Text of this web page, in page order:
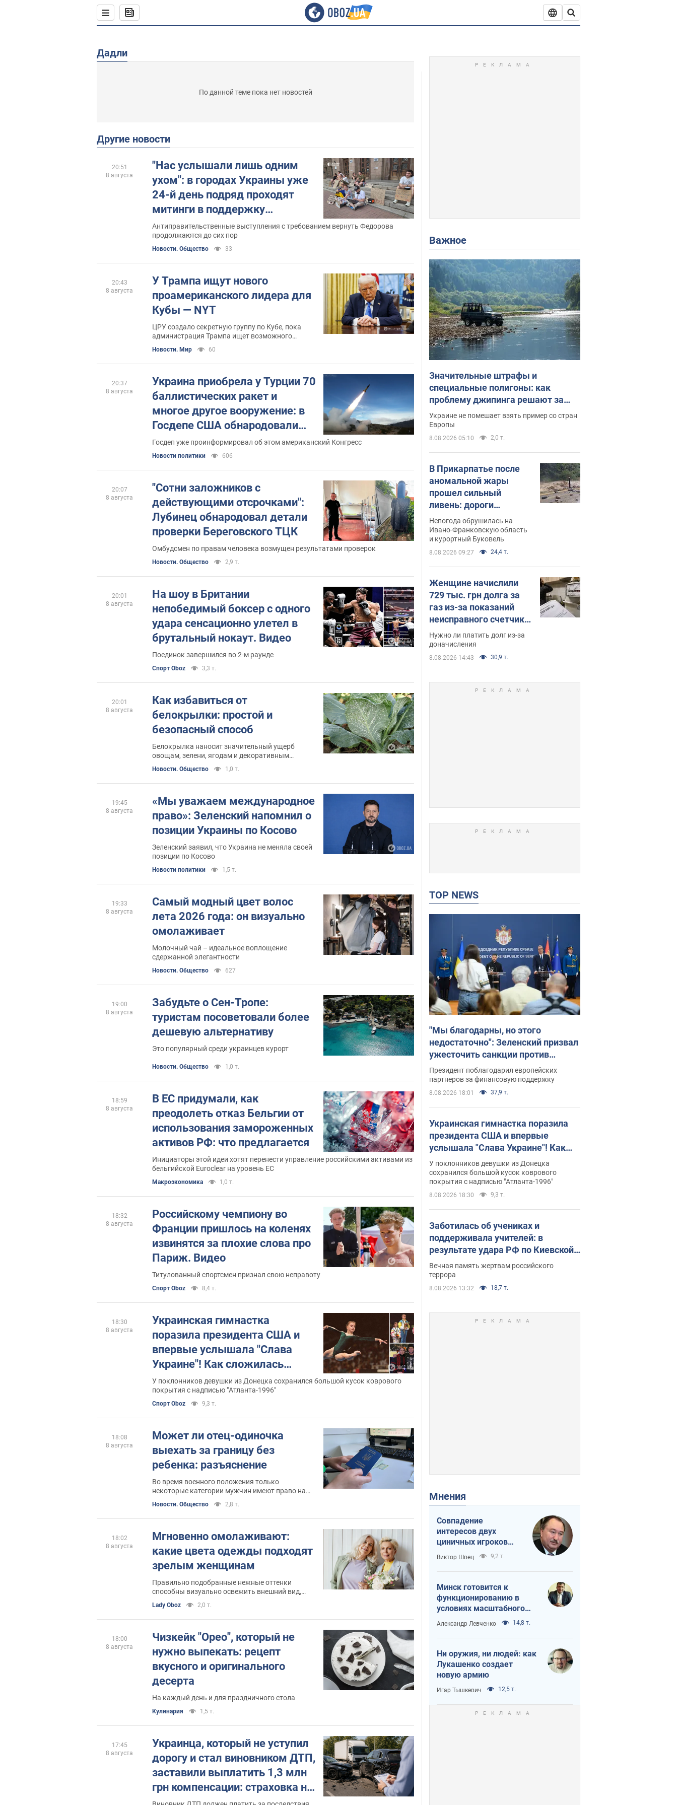
Дадли
По данной теме пока нет новостей
Другие новости
"Нас услышали лишь одним
ухом": в городах Украины уже
24-й день подряд проходят
митинги в поддержку
Федорова. Фото и видео
Антиправительственные выступления с требованием вернуть Федорова
продолжаются до сих пор
Новости. Общество 33
20:51
8 августа
У Трампа ищут нового
проамериканского лидера для
Кубы — NYT
ЦРУ создало секретную группу по Кубе, пока
администрация Трампа ищет возможного
Новости. Мир 60
20:43
8 августа
Украина приобрела у Турции 70
баллистических ракет и
многое другое вооружение: в
Госдепе США обнародовали
список
Госдеп уже проинформировал об этом американский Конгресс
Новости политики 606
20:37
8 августа
"Сотни заложников с
действующими отсрочками":
Лубинец обнародовал детали
проверки Береговского ТЦК
Омбудсмен по правам человека возмущен результатами проверок
Новости. Общество 2,9 т.
20:07
8 августа
На шоу в Британии
непобедимый боксер с одного
удара сенсационно улетел в
брутальный нокаут. Видео
Поединок завершился во 2-м раунде
Спорт Oboz 3,3 т.
20:01
8 августа
Как избавиться от
белокрылки: простой и
безопасный способ
Белокрылка наносит значительный ущерб
овощам, зелени, ягодам и декоративным
Новости. Общество 1,0 т.
20:01
8 августа
«Мы уважаем международное
право»: Зеленский напомнил о
позиции Украины по Косово
Зеленский заявил, что Украина не меняла своей
позиции по Косово
Новости политики 1,5 т.
19:45
8 августа
Самый модный цвет волос
лета 2026 года: он визуально
омолаживает
Молочный чай – идеальное воплощение
сдержанной элегантности
Новости. Общество 627
19:33
8 августа
Забудьте о Сен-Тропе:
туристам посоветовали более
дешевую альтернативу
Это популярный среди украинцев курорт
Новости. Общество 1,0 т.
19:00
8 августа
В ЕС придумали, как
преодолеть отказ Бельгии от
использования замороженных
активов РФ: что предлагается
Инициаторы этой идеи хотят перенести управление российскими активами из
бельгийской Euroclear на уровень ЕС
Mакроэкономика 1,0 т.
18:59
8 августа
Российскому чемпиону во
Франции пришлось на коленях
извинятся за плохие слова про
Париж. Видео
Титулованный спортсмен признал свою неправоту
Спорт Oboz 8,4 т.
18:32
8 августа
Украинская гимнастка
поразила президента США и
впервые услышала "Слава
Украине"! Как сложилась
судьба Подкопаевой, которая
30 лет назад завоевала
"золото" Олимпиады
У поклонников девушки из Донецка сохранился большой кусок коврового
покрытия с надписью "Атланта-1996"
Спорт Oboz 9,3 т.
18:30
8 августа
Может ли отец-одиночка
выехать за границу без
ребенка: разъяснение
Во время военного положения только
некоторые категории мужчин имеют право на
Новости. Общество 2,8 т.
18:08
8 августа
Мгновенно омолаживают:
какие цвета одежды подходят
зрелым женщинам
Правильно подобранные нежные оттенки
способны визуально освежить внешний вид,
Lady Oboz 2,0 т.
18:02
8 августа
Чизкейк "Орео", который не
нужно выпекать: рецепт
вкусного и оригинального
десерта
На каждый день и для праздничного стола
Кулинария 1,5 т.
18:00
8 августа
Украинца, который не уступил
дорогу и стал виновником ДТП,
заставили выплатить 1,3 млн
грн компенсации: страховка не
помогла
17:45
8 августа
Важное
Значительные штрафы и
специальные полигоны: как
проблему джипинга решают за
границей
Украине не помешает взять пример со стран
Европы
8.08.2026 05:10 2,0 т.
В Прикарпатье после
аномальной жары
прошел сильный
ливень: дороги
превратились в реки.
Видео
Непогода обрушилась на
Ивано-Франковскую область
и курортный Буковель
8.08.2026 09:27 24,4 т.
Женщине начислили
729 тыс. грн долга за
газ из-за показаний
неисправного счетчика:
судья вынес
неожиданное решение
Нужно ли платить долг из-за
доначисления
8.08.2026 14:43 30,9 т.
TOP NEWS
"Мы благодарны, но этого
недостаточно": Зеленский призвал
ужесточить санкции против
России
Президент поблагодарил европейских
партнеров за финансовую поддержку
8.08.2026 18:01 37,9 т.
Украинская гимнастка поразила
президента США и впервые
услышала "Слава Украине"! Как
сложилась судьба Подкопаевой,
которая 30 лет назад завоевала
"золото" Олимпиады
У поклонников девушки из Донецка
сохранился большой кусок коврового
покрытия с надписью "Атланта-1996"
8.08.2026 18:30 9,3 т.
Заботилась об учениках и
поддерживала учителей: в
результате удара РФ по Киевской
области погибли директор
киевского лицея, её муж и внук
Вечная память жертвам российского
террора
8.08.2026 13:32 18,7 т.
Мнения
Совпадение
интересов двух
циничных игроков
или тайный план
Трампа и Путина?
Виктор Швец 9,2 т.
Минск готовится к
функционированию в
условиях масштабного
военного кризиса
Александр Левченко 14,8 т.
Ни оружия, ни людей: как
Лукашенко создает
новую армию
Игар Тышкевич 12,5 т.